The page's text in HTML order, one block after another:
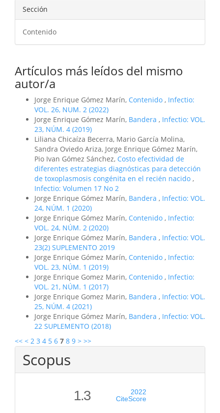
Sección
Contenido
Artículos más leídos del mismo
autor/a
Jorge Enrique Gómez Marín, Contenido , Infectio:
VOL. 26, NUM. 2 (2022)
Jorge Enrique Gómez Marín, Bandera , Infectio: VOL.
23, NÚM. 4 (2019)
Liliana Chicaíza Becerra, Mario García Molina,
Sandra Oviedo Ariza, Jorge Enrique Gómez Marín,
Pio Ivan Gómez Sánchez, Costo efectividad de
diferentes estrategias diagnósticas para detección
de toxoplasmosis congénita en el recién nacido ,
Infectio: Volumen 17 No 2
Jorge Enrique Gómez Marín, Bandera , Infectio: VOL.
24, NÚM. 1 (2020)
Jorge Enrique Gómez Marín, Contenido , Infectio:
VOL. 24, NÚM. 2 (2020)
Jorge Enrique Gómez Marín, Bandera , Infectio: VOL.
23(2) SUPLEMENTO 2019
Jorge Enrique Gómez Marín, Contenido , Infectio:
VOL. 23, NÚM. 1 (2019)
Jorge Enrique Gomez Marin, Contenido , Infectio:
VOL. 21, NÚM. 1 (2017)
Jorge Enrique Gomez Marin, Bandera , Infectio: VOL.
25, NÚM. 4 (2021)
Jorge Enrique Gómez Marín, Bandera , Infectio: VOL.
22 SUPLEMENTO (2018)
<< < 2 3 4 5 6 7 8 9 > >>
Scopus
1.3
2022
CiteScore